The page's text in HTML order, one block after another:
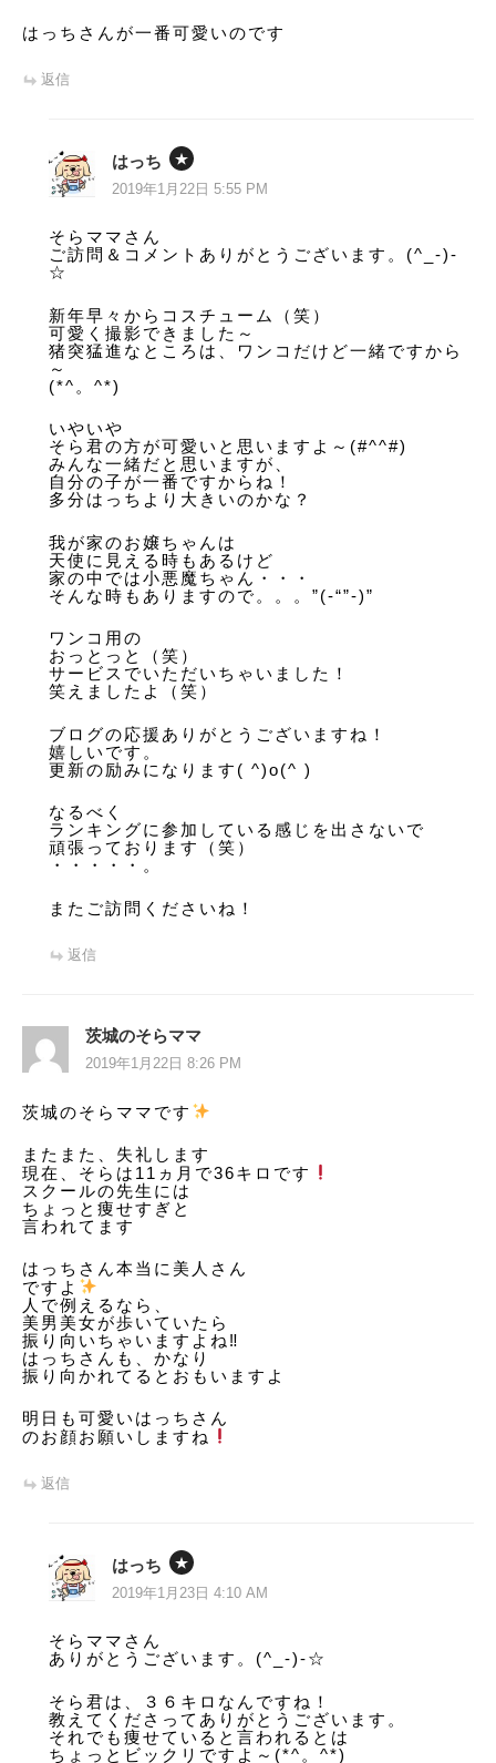
はっちさんが一番可愛いのです
返信
はっち
2019年1月22日 5:55 PM
そらママさん
ご訪問＆コメントありがとうございます。(^_-)-
☆
新年早々からコスチューム（笑）
可愛く撮影できました～
猪突猛進なところは、ワンコだけど一緒ですから
～
(*^。^*)
いやいや
そら君の方が可愛いと思いますよ～(#^^#)
みんな一緒だと思いますが、
自分の子が一番ですからね！
多分はっちより大きいのかな？
我が家のお嬢ちゃんは
天使に見える時もあるけど
家の中では小悪魔ちゃん・・・
そんな時もありますので。。。”(-“”-)”
ワンコ用の
おっとっと（笑）
サービスでいただいちゃいました！
笑えましたよ（笑）
ブログの応援ありがとうございますね！
嬉しいです。
更新の励みになります( ^)o(^ )
なるべく
ランキングに参加している感じを出さないで
頑張っております（笑）
・・・・・。
またご訪問くださいね！
返信
茨城のそらママ
2019年1月22日 8:26 PM
茨城のそらママです
またまた、失礼します
現在、そらは11ヵ月で36キロです
スクールの先生には
ちょっと痩せすぎと
言われてます
はっちさん本当に美人さん
ですよ
人で例えるなら、
美男美女が歩いていたら
振り向いちゃいますよね‼
はっちさんも、かなり
振り向かれてるとおもいますよ
明日も可愛いはっちさん
のお顔お願いしますね
返信
はっち
2019年1月23日 4:10 AM
そらママさん
ありがとうございます。(^_-)-☆
そら君は、３６キロなんですね！
教えてくださってありがとうございます。
それでも痩せていると言われるとは
ちょっとビックリですよ～(*^。^*)